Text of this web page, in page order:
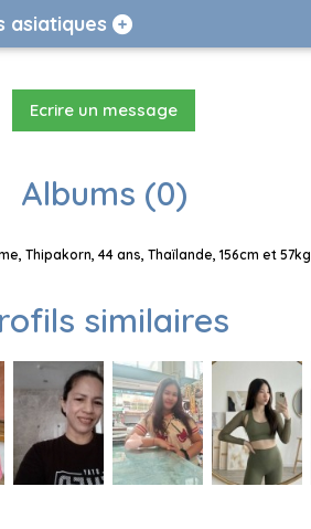
asiatiques
Ecrire un message
Albums (0)
Thipakorn, 44 ans, Thaïlande, 156cm et 57kg
similaires